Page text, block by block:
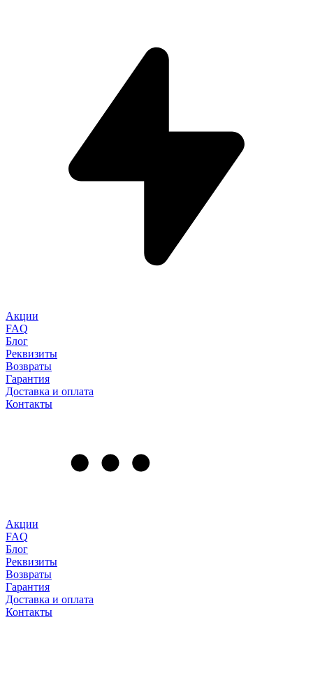
Акции
FAQ
Блог
Реквизиты
Возвраты
Гарантия
Доставка и оплата
Контакты
Акции
FAQ
Блог
Реквизиты
Возвраты
Гарантия
Доставка и оплата
Контакты